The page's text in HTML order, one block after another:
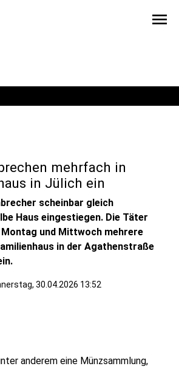
menu
mehrfach in
in Jülich ein
scheinbar gleich
Haus eingestiegen. Die Täter
und Mittwoch mehrere
in der Agathenstraße
30.04.2026 13:52
anderem eine Münzsammlung,